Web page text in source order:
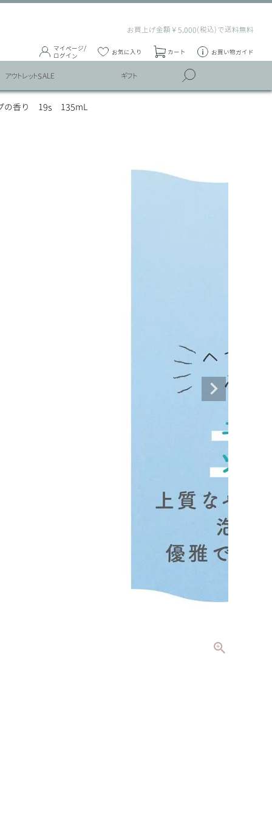
お買上げ金額￥5,000(税込)で送料無料
マイページ/
ログイン
お気に入り カート お買い物ガイド
アウトレットSALE ギフト
の香り 19s 135mL